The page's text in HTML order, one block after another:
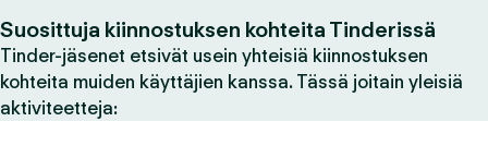
Suosittuja kiinnostuksen kohteita Tinderissä
Tinder-jäsenet etsivät usein yhteisiä kiinnostuksen
kohteita muiden käyttäjien kanssa. Tässä joitain yleisiä
aktiviteetteja: